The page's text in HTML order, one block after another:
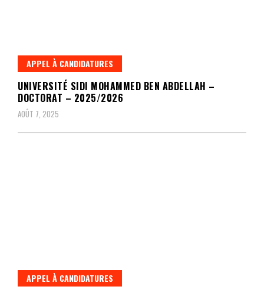
APPEL À CANDIDATURES
UNIVERSITÉ SIDI MOHAMMED BEN ABDELLAH –
DOCTORAT – 2025/2026
AOÛT 7, 2025
APPEL À CANDIDATURES